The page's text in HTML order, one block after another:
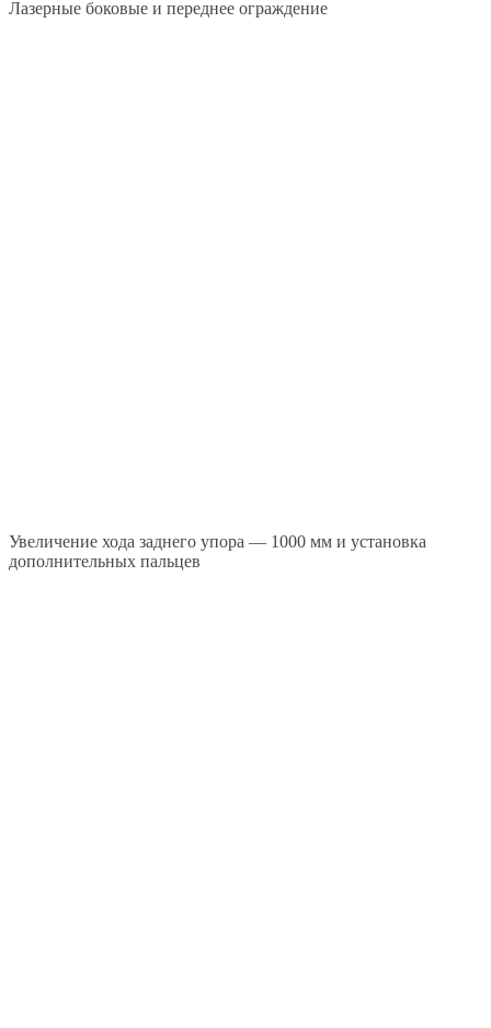
Лазерные боковые и переднее ограждение
Увеличение хода заднего упора — 1000 мм и установка
дополнительных пальцев